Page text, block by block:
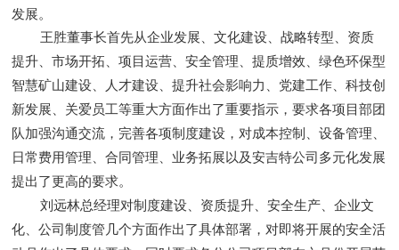
发展。
王胜董事长首先从企业发展、文化建设、战略转型、资质
提升、市场开拓、项目运营、安全管理、提质增效、绿色环保型
智慧矿山建设、人才建设、提升社会影响力、党建工作、科技创
新发展、关爱员工等重大方面作出了重要指示，要求各项目部团
队加强沟通交流，完善各项制度建设，对成本控制、设备管理、
日常费用管理、合同管理、业务拓展以及安吉特公司多元化发展
提出了更高的要求。
刘远林总经理对制度建设、资质提升、安全生产、企业文
化、公司制度管几个方面作出了具体部署，对即将开展的安全活